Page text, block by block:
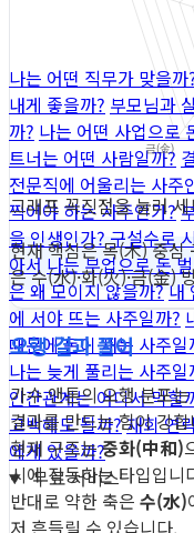
나는 어떤 직무가 맞을까
내게 좋을까? 부모님과
까? 나는 어떤 사업으로
트너는 어떤 사람일까?
전문직에 어울리는 사주
찍어야 하는 사주인가?
을 인생인가?구설수로
아서 나는 부업으로 돈
은 왜 모이지 않을까?내
에 서야 뜨는 사주일까?
때문에 돈이 새는 사주일
나는 늦게 풀리는 사주일
인간관계는 어디서 막힐
고백해도 될까?재회 연
에게 있을까?
무료 서비스
그래프 꼭짓점을 눌러
현재 핵심은 목(木) 중심
은 수(水)·화(火)·금(金)
오행 결과 풀이
가수 앤톤의 오행 분포는
결과를 만드는 힘이 강
현재 구조는중화(中和)
시에 작동하는 타입입니
반대로 약한 축은 수(水)
저 흔들릴 수 있습니다.